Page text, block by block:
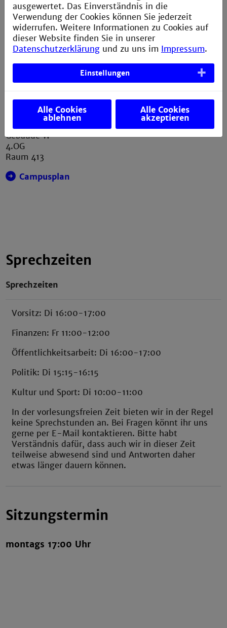
+49 621 292-6436
info.asta@th-mannheim.de
Geschäftsstelle
Gebäude W
4.OG
Raum 413
Campusplan
Sprechzeiten
Sprechzeiten
Vorsitz: Di 16:00-17:00
Finanzen: Fr 11:00-12:00
Öffentlichkeitsarbeit: Di 16:00-17:00
Politik: Di 15:15-16:15
Kultur und Sport: Di 10:00-11:00
In der vorlesungsfreien Zeit bieten wir in der Regel
keine Sprechstunden an. Bei Fragen könnt ihr uns
gerne per E-Mail kontaktieren. Bitte habt
Verständnis dafür, dass auch wir in dieser Zeit
teilweise abwesend sind und Antworten daher
etwas länger dauern können.
Sitzungstermin
montags 17:00 Uhr
ausgewertet. Das Einverständnis in die
Verwendung der Cookies können Sie jederzeit
widerrufen. Weitere Informationen zu Cookies auf
dieser Website finden Sie in unserer
Datenschutzerklärung und zu uns im Impressum.
Einstellungen
Alle Cookies
ablehnen
Alle Cookies
akzeptieren